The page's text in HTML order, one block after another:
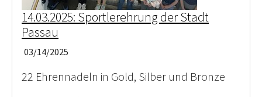
14.03.2025: Sportlerehrung der Stadt
Passau
03/14/2025
22 Ehrennadeln in Gold, Silber und Bronze